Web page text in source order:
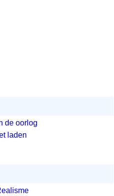
de oorlog
laden